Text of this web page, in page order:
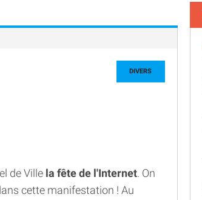
DIVERS
de Ville la fête de l'Internet. On
cette manifestation ! Au